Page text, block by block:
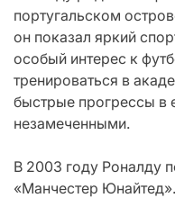
португальском
он показал яркий
особый интерес к
тренироваться в
быстрые прогрессы в
незамеченными.
В 2003 году Роналду
«Манчестер